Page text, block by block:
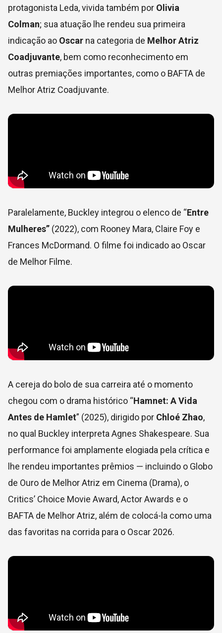
protagonista Leda, vivida também por Olivia
Colman; sua atuação lhe rendeu sua primeira
indicação ao Oscar na categoria de Melhor Atriz
Coadjuvante, bem como reconhecimento em
outras premiações importantes, como o BAFTA de
Melhor Atriz Coadjuvante.
Paralelamente, Buckley integrou o elenco de “Entre
Mulheres” (2022), com Rooney Mara, Claire Foy e
Frances McDormand. O filme foi indicado ao Oscar
de Melhor Filme.
A cereja do bolo de sua carreira até o momento
chegou com o drama histórico “Hamnet: A Vida
Antes de Hamlet” (2025), dirigido por Chloé Zhao,
no qual Buckley interpreta Agnes Shakespeare. Sua
performance foi amplamente elogiada pela crítica e
lhe rendeu importantes prêmios — incluindo o Globo
de Ouro de Melhor Atriz em Cinema (Drama), o
Critics’ Choice Movie Award, Actor Awards e o
BAFTA de Melhor Atriz, além de colocá-la como uma
das favoritas na corrida para o Oscar 2026.